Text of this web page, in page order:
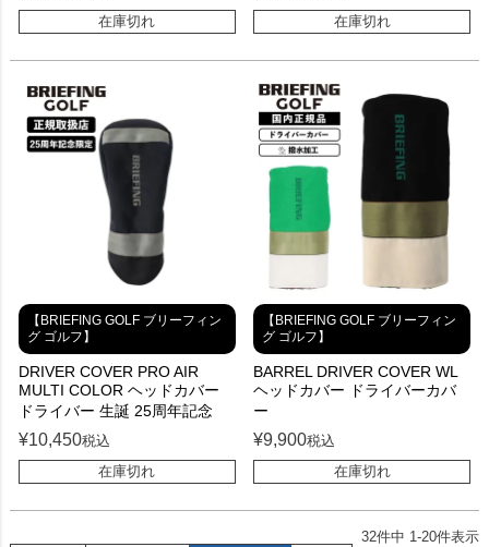
在庫切れ
在庫切れ
【BRIEFING GOLF ブリーフィン
グ ゴルフ】
DRIVER COVER PRO AIR
MULTI COLOR ヘッドカバー
ドライバー 生誕 25周年記念
¥10,450税込
在庫切れ
【BRIEFING GOLF ブリーフィン
グ ゴルフ】
BARREL DRIVER COVER WL
ヘッドカバー ドライバーカバ
ー
¥9,900税込
在庫切れ
32件中 1-20件表示